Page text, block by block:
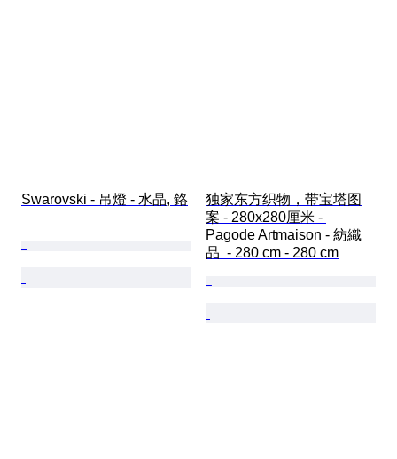
Swarovski - 吊燈 - 水晶, 鉻
独家东方织物，带宝塔图
案 - 280x280厘米 -
Pagode Artmaison - 紡織
品  - 280 cm - 280 cm